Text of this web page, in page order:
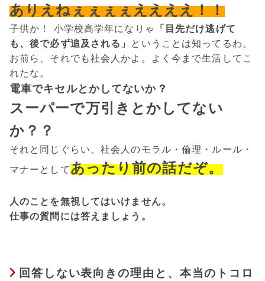
ありえねぇぇぇぇええええ！！
子供か！ 小学校高学年になりゃ
「目先だけ逃げて
も、後で必ず追及される」 ということは知ってるわ。
お前ら、それでも社会人かよ。よく今まで生活してこ
れたな。
電車でキセルとかしてないか？
スーパーで万引きとかしてない
か？？
それと同じぐらい、社会人のモラル・倫理・ルール・
マナーとしてあったり前の話だぞ。
人のことを無視してはいけません。
仕事の質問には答えましょう。
回答しない表向きの理由と、本当のトコロ